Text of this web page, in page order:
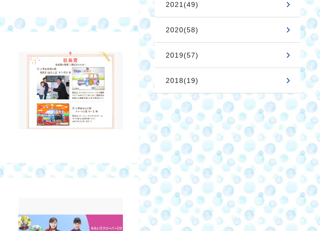
2021(49)
2020(58)
2019(57)
2018(19)